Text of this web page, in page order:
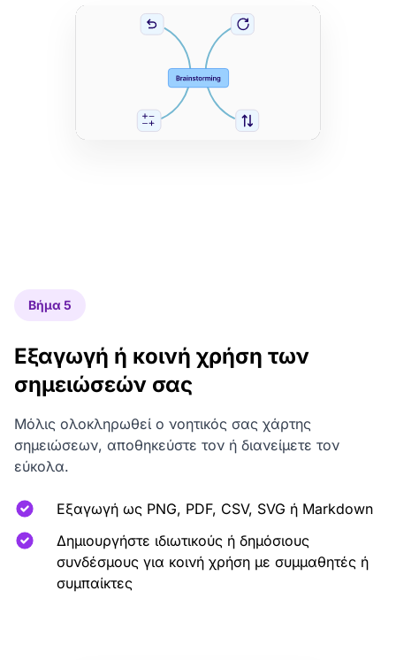
Βήμα 5
Εξαγωγή ή κοινή χρήση των
σημειώσεών σας
Μόλις ολοκληρωθεί ο νοητικός σας χάρτης
σημειώσεων, αποθηκεύστε τον ή διανείμετε τον
εύκολα.
Εξαγωγή ως PNG, PDF, CSV, SVG ή Markdown
Δημιουργήστε ιδιωτικούς ή δημόσιους
συνδέσμους για κοινή χρήση με συμμαθητές ή
συμπαίκτες